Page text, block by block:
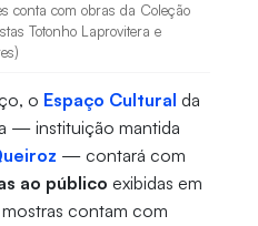
conta com obras da Coleção
Totonho Laprovitera e
o Espaço Cultural da
— instituição mantida
— contará com
ao público exibidas em
contam com